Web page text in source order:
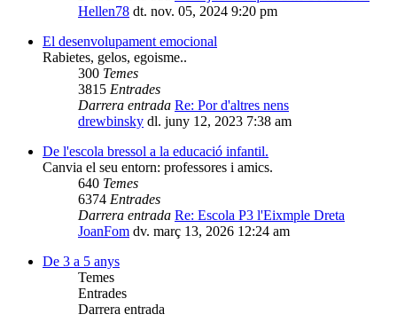
Hellen78 dt. nov. 05, 2024 9:20 pm
El desenvolupament emocional
Rabietes, gelos, egoisme..
300 Temes
3815 Entrades
Darrera entrada Re: Por d'altres nens
drewbinsky dl. juny 12, 2023 7:38 am
De l'escola bressol a la educació infantil.
Canvia el seu entorn: professores i amics.
640 Temes
6374 Entrades
Darrera entrada Re: Escola P3 l'Eixmple Dreta
JoanFom dv. març 13, 2026 12:24 am
De 3 a 5 anys
Temes
Entrades
Darrera entrada